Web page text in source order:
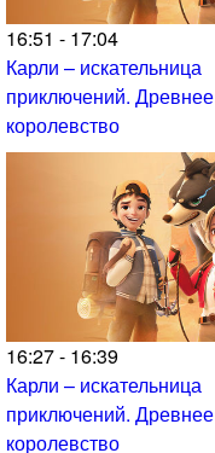
16:51 - 17:04
Карли – искательница
приключений. Древнее
королевство
16:27 - 16:39
Карли – искательница
приключений. Древнее
королевство